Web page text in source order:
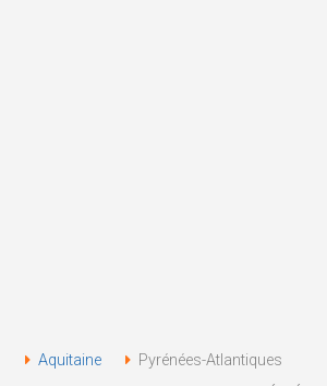
Aquitaine Pyrénées-Atlantiques